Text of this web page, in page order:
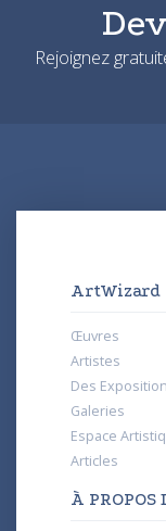
Rejoignez
ArtWizard
Œuvres
Artistes
Des
Galeries
Espace
Articles
À PROPOS